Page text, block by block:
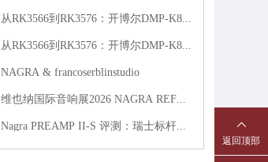
返回顶部
NAGRA & francoserblinstudio